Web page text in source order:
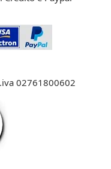
02761800602